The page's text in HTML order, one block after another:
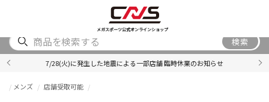
メガスポーツ公式オンラインショップ
ACCESSORY
検索
7/28(火)に発生した地震による一部店舗 臨時休業のお知らせ
メンズ 店舗受取可能